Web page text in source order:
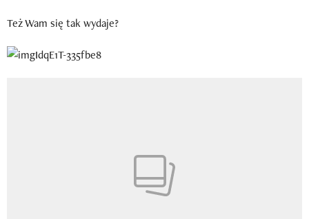
Też Wam się tak wydaje?